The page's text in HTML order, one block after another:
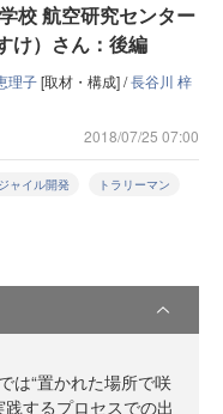
校 航空研究センター
け）さん：後編
理子[取材・構成] /長谷川 梓
2018/07/25 07:00
ャイル開発 トラリーマン
は“置かれた場所で咲
するプロセスでの出